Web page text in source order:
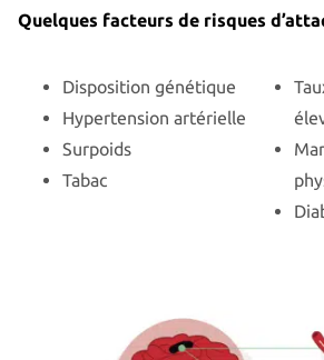
Quelques facteurs de risques
Disposition génétique
Hypertension artérielle
Surpoids
Tabac